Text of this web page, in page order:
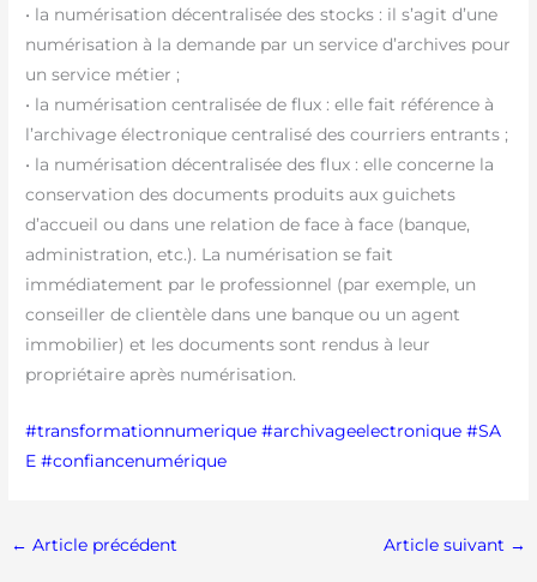
• la numérisation décentralisée des stocks : il s’agit d’une
numérisation à la demande par un service d’archives pour
un service métier ;
• la numérisation centralisée de flux : elle fait référence à
l’archivage électronique centralisé des courriers entrants ;
• la numérisation décentralisée des flux : elle concerne la
conservation des documents produits aux guichets
d’accueil ou dans une relation de face à face (banque,
administration, etc.). La numérisation se fait
immédiatement par le professionnel (par exemple, un
conseiller de clientèle dans une banque ou un agent
immobilier) et les documents sont rendus à leur
propriétaire après numérisation.
#transformationnumerique #archivageelectronique #SA
E #confiancenumérique
← Article précédent Article suivant →